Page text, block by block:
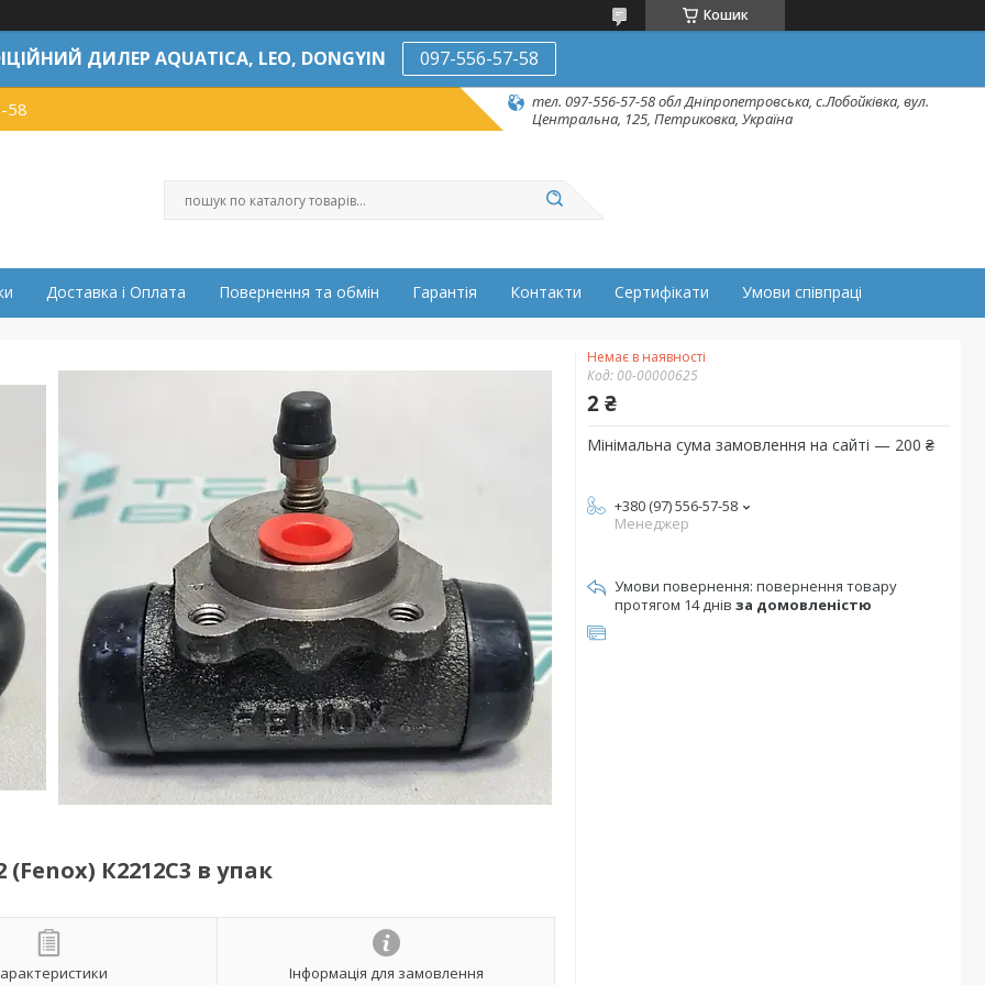
Кошик
ДИЛЕР AQUATICA, LEO, DONGYIN 097-556-57-58
58
тел. 097-556-57-58 обл Дніпропетровська, с.Лобойківка, вул.
Центральна, 125, Петриковка, Україна
Доставка і Оплата Повернення та обмін Гарантія Контакти Сертифікати Умови співпраці
К2212С3 в упак
Інформація для замовлення
Немає в наявності
Код: 00-00000625
2 ₴
Мінімальна сума замовлення на сайті — 200 ₴
+380 (97) 556-57-58
Менеджер
повернення товару
протягом 14 днів за домовленістю